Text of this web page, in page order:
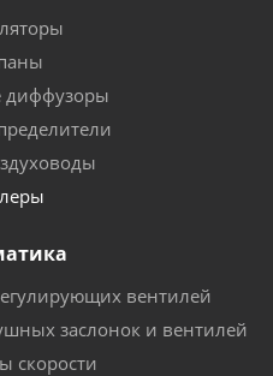
диффузоры
вентилей
заслонок и вентилей
скорости